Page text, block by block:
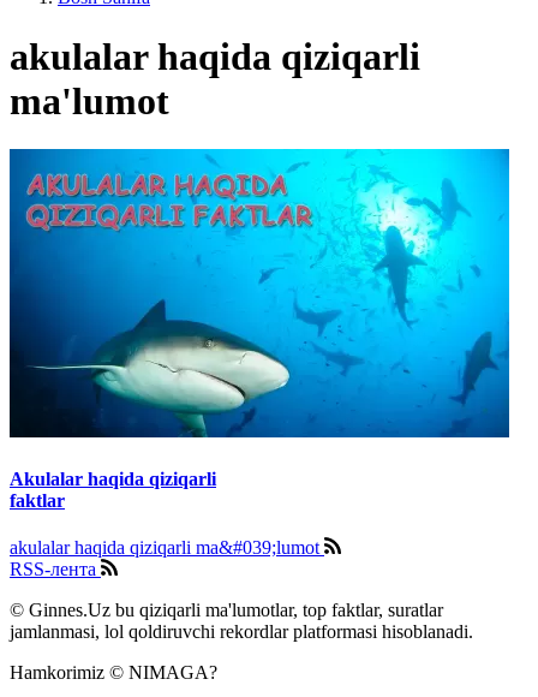
akulalar haqida qiziqarli
ma'lumot
Akulalar haqida qiziqarli
faktlar
akulalar haqida qiziqarli ma&#039;lumot
RSS-лента
© Ginnes.Uz bu qiziqarli ma'lumotlar, top faktlar, suratlar
jamlanmasi, lol qoldiruvchi rekordlar platformasi hisoblanadi.
Hamkorimiz © NIMAGA?